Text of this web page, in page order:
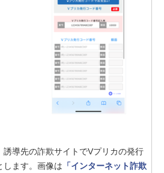
導先の詐欺サイトでVプリカの発行
します。画像は 「インターネット詐欺